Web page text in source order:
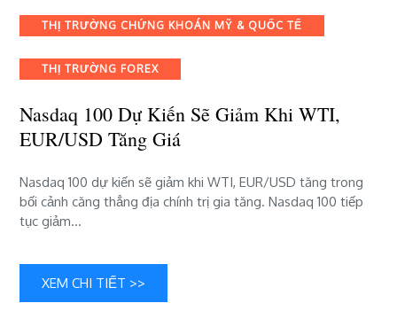
​​
giảm
WTI,
EUR/USD
tăng
THỊ TRƯỜNG CHỨNG KHOÁN MỸ & QUỐC TẾ
THỊ TRƯỜNG FOREX
Nasdaq 100 Dự Kiến ​​sẽ Giảm Khi WTI,
EUR/USD Tăng Giá
Nasdaq 100 dự kiến ​​sẽ giảm khi WTI, EUR/USD tăng trong
bối cảnh căng thẳng địa chính trị gia tăng. Nasdaq 100 tiếp
tục giảm…
XEM CHI TIẾT >>